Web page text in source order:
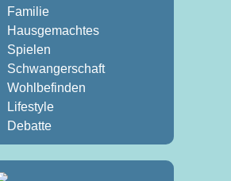
Familie
Hausgemachtes
Spielen
Schwangerschaft
Wohlbefinden
Lifestyle
Debatte